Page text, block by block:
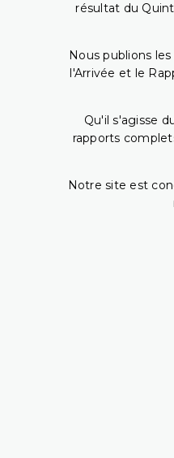
résultat du
Nous publions
l'Arrivée et le
Qu'il s'agisse
rapports
Notre site est